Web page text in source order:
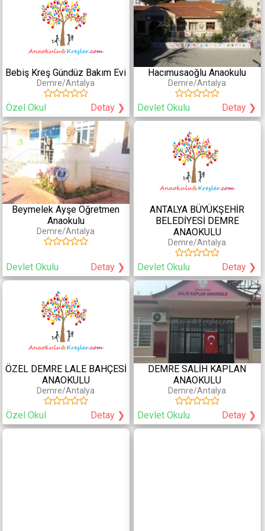
Yaş Grubu
2-3 Yaş
4-6 Yaş
6+ Yaş
Eğitim Yaklaşımı
PYP (Primary Years Program)
High Scope
Bank Street
Creative Cirriculum
Coperative
Diğer Eğitimler
Yabancı Dil
Kodlama
Satranç
Fiziksel Özellikler
Havuz
Bahçe
Çocuk Parkı
Konferans/Tiyatro Salonu
Güvenlik
Servis Ablası
Servis Öğretmeni
Yemekler Kurumumuzda
Sağlık Hizmetleri
Periyodik Doktor Kontrolü
Psikolojik/Pedagojik Danışmanlık
Aile Danışmanlığı
Doktor
Hemşire
Sportif Aktiviteler
Yüzme
Yoga
Sanatsal Aktiviteler
Yaratıcı Drama
Bale
Bebiş Kreş Gündüz Bakım Evi
Demre/Antalya
Özel Okul Detay ❯
Hacımusaoğlu Anaokulu
Demre/Antalya
Devlet Okulu Detay ❯
Beymelek Ayşe Öğretmen
Anaokulu
Demre/Antalya
Devlet Okulu Detay ❯
ANTALYA BÜYÜKŞEHİR
BELEDİYESİ DEMRE
ANAOKULU
Demre/Antalya
Devlet Okulu Detay ❯
ÖZEL DEMRE LALE BAHÇESİ
ANAOKULU
Demre/Antalya
Özel Okul Detay ❯
DEMRE SALİH KAPLAN
ANAOKULU
Demre/Antalya
Devlet Okulu Detay ❯